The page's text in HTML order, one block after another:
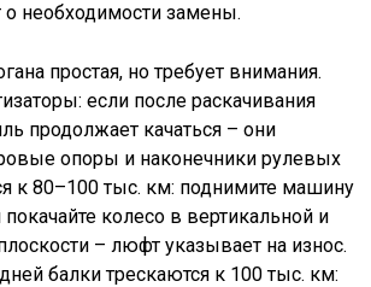
о необходимости замены.
простая, но требует внимания.
если после раскачивания
продолжает качаться – они
опоры и наконечники рулевых
к 80–100 тыс. км: поднимите машину
колесо в вертикальной и
– люфт указывает на износ.
балки трескаются к 100 тыс. км: